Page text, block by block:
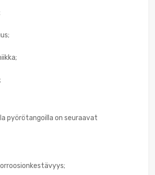
pyörötangoilla on seuraavat